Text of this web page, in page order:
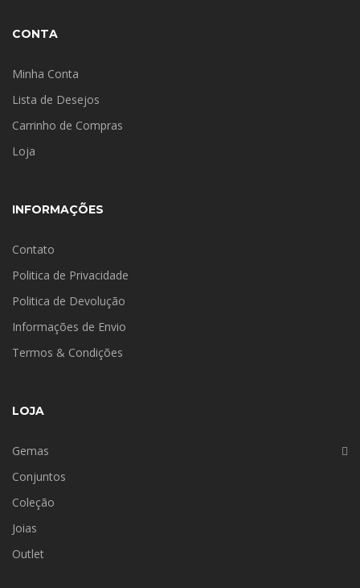
CONTA
Minha Conta
Lista de Desejos
Carrinho de Compras
Loja
INFORMAÇÕES
Contato
Politica de Privacidade
Politica de Devolução
Informações de Envio
Termos & Condições
LOJA
Gemas
Conjuntos
Coleção
Joias
Outlet